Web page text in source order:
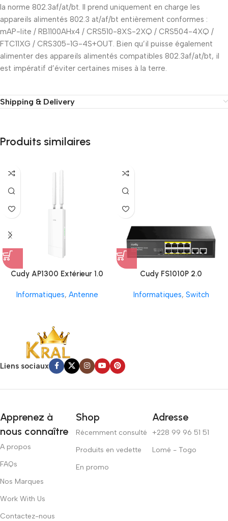
la norme 802.3af/at/bt. Il prend uniquement en charge les
appareils alimentés 802.3 at/af/bt entièrement conformes :
mAP-lite / RB1100AHx4 / CRS510-8XS-2XQ / CRS504-4XQ /
FTC11XG / CRS305-1G-4S+OUT. Bien qu’il puisse également
alimenter des appareils alimentés compatibles 802.3af/at/bt, il
est impératif d’éviter certaines mises à la terre.
Shipping & Delivery
Produits similaires
Cudy AP1300 Extérieur 1.0
Informatiques, Antenne
Cudy FS1010P 2.0
Informatiques, Switch
Liens sociaux
Apprenez à
nous connaître
A propos
FAQs
Nos Marques
Work With Us
Contactez-nous
Shop
Récemment consulté
Produits en vedette
En promo
Adresse
+228 99 96 51 51
Lomé - Togo